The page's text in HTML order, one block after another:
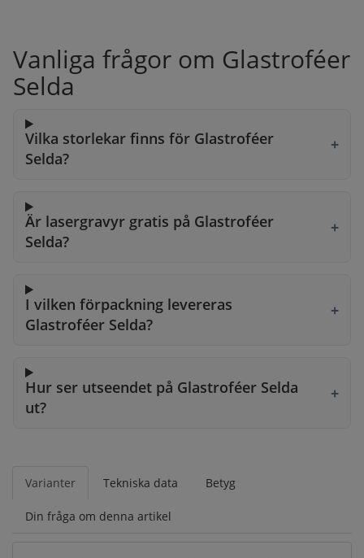
Vanliga frågor om Glastroféer
Selda
Vilka storlekar finns för Glastroféer
Selda?
Är lasergravyr gratis på Glastroféer
Selda?
I vilken förpackning levereras
Glastroféer Selda?
Hur ser utseendet på Glastroféer Selda
ut?
Varianter Tekniska data Betyg
Din fråga om denna artikel